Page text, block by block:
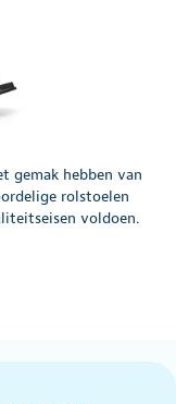
gemak hebben van
rolstoelen
voldoen.